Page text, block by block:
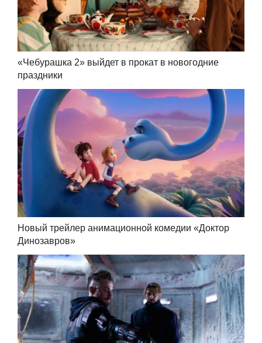
«Чебурашка 2» выйдет в прокат в новогодние
праздники
Новый трейлер анимационной комедии «Доктор
Динозавров»